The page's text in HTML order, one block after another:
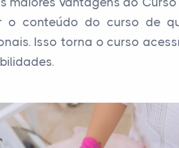
o conteúdo do curso de
Isso torna o curso